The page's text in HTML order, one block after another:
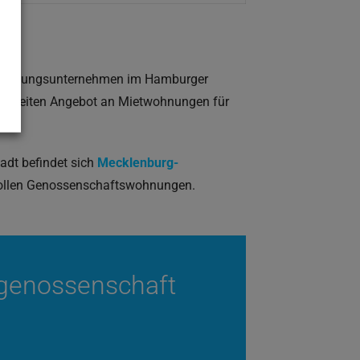
im Hamburger
breiten Angebot an Mietwohnungen für
befindet sich Mecklenburg-
Genossenschaftswohnungen.